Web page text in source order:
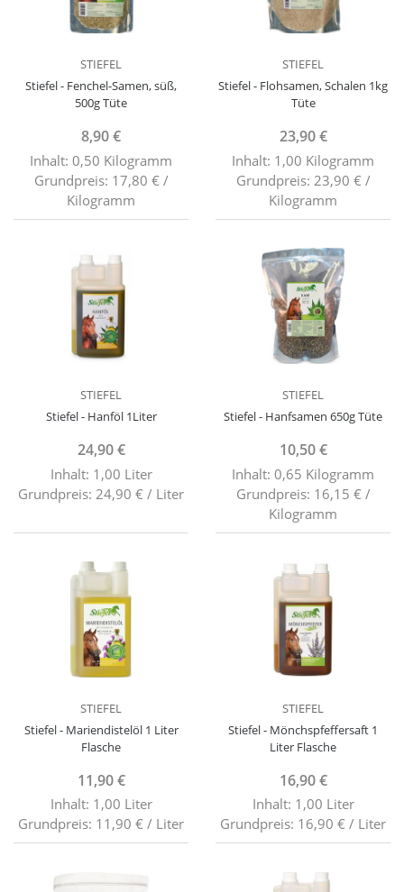
STIEFEL
Stiefel - Fenchel-Samen, süß,
500g Tüte
8,90 €
Inhalt: 0,50 Kilogramm
Grundpreis: 17,80 € /
Kilogramm
STIEFEL
Stiefel - Flohsamen, Schalen 1kg
Tüte
23,90 €
Inhalt: 1,00 Kilogramm
Grundpreis: 23,90 € /
Kilogramm
STIEFEL
Stiefel - Hanföl 1Liter
24,90 €
Inhalt: 1,00 Liter
Grundpreis: 24,90 € / Liter
STIEFEL
Stiefel - Hanfsamen 650g Tüte
10,50 €
Inhalt: 0,65 Kilogramm
Grundpreis: 16,15 € /
Kilogramm
STIEFEL
Stiefel - Mariendistelöl 1 Liter
Flasche
11,90 €
Inhalt: 1,00 Liter
Grundpreis: 11,90 € / Liter
STIEFEL
Stiefel - Mönchspfeffersaft 1
Liter Flasche
16,90 €
Inhalt: 1,00 Liter
Grundpreis: 16,90 € / Liter